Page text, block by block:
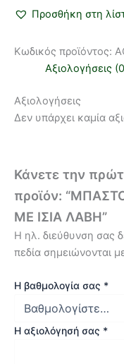
Προσθήκη στη
Κωδικός προϊόντος:
Αξιολογήσεις
Αξιολογήσεις
Δεν υπάρχει καμία
Κάνετε την
προϊόν:
ΜΕ ΙΣΙΑ ΛΑΒΗ”
Η ηλ. διεύθυνση σας
πεδία σημειώνονται
Η βαθμολογία σας *
Η αξιολόγησή σας *